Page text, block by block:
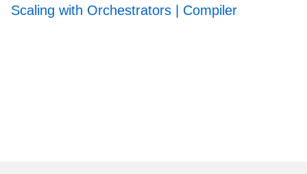
Scaling with Orchestrators | Compiler